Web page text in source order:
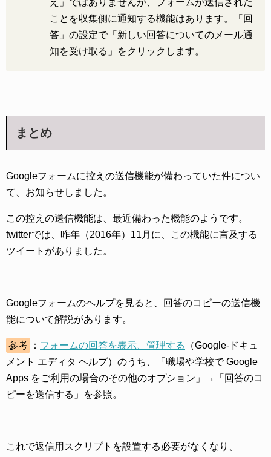
え」ではありませんが、フォームが送信された
ことを収集側に通知する機能はあります。「回
答」の設定で「新しい回答についてのメール通
知を受け取る」をクリックします。
まとめ
Googleフォームに控えの送信機能が備わっていた件につい
て、お知らせしました。
この控えの送信機能は、最近備わった機能のようです。
twitterでは、昨年（2016年）11月に、この機能に言及する
ツイートがありました。
Googleフォームのヘルプを見ると、回答のコピーの送信機
能について解説があります。
参考 ： フォームの回答を表示、管理する
（Google-ドキュ
メント エディタ ヘルプ）のうち、「職場や学校で Google
Apps をご利用の場合のその他のオプション」→「回答のコ
ピーを送信する」を参照。
これで返信用スクリプトを設置する必要がなくなり、